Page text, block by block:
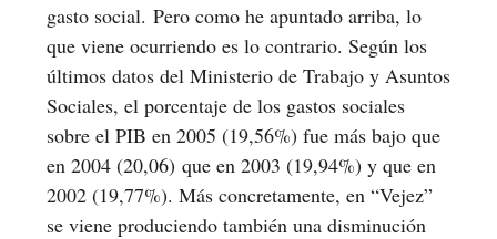
gasto social. Pero como he apuntado arriba, lo
que viene ocurriendo es lo contrario. Según los
últimos datos del Ministerio de Trabajo y Asuntos
Sociales, el porcentaje de los gastos sociales
sobre el PIB en 2005 (19,56%) fue más bajo que
en 2004 (20,06) que en 2003 (19,94%) y que en
2002 (19,77%). Más concretamente, en “Vejez”
se viene produciendo también una disminución